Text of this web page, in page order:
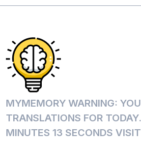
MYMEMORY WARNING:
TRANSLATIONS FOR
MINUTES 13 SECONDS VISIT